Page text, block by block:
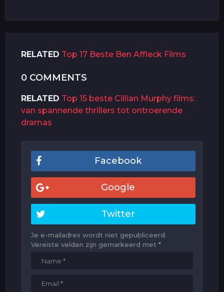
RELATED Top 17 Beste Ben Affleck Films
0 COMMENTS
RELATED Top 15 beste Cillian Murphy films:
van spannende thrillers tot ontroerende
dramas
Facebook
Google
Twitter
Je e-mailadres wordt niet gepubliceerd.
Vereiste velden zijn gemarkeerd met *